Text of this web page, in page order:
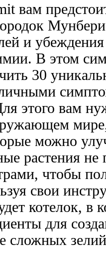
вам
и
В этом
30
этого вам
можно
растения не
чтобы
свои
котелок, в
для
сложных